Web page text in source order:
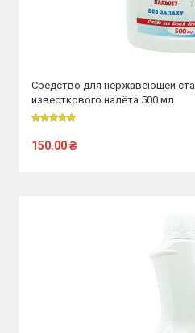
Средство для нержавеющей
известкового налёта 500 мл
150.00₴